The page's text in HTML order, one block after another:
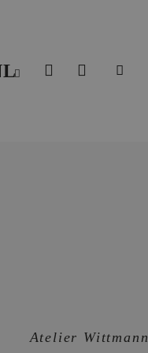
Atelier Wittmann